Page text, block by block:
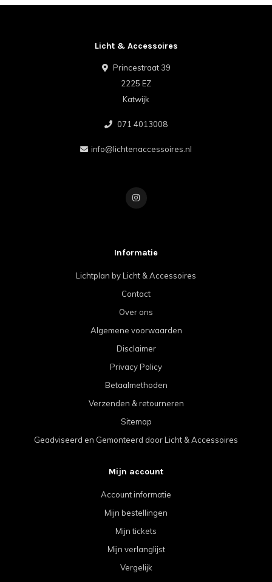
Licht & Accessoires
Princestraat 39
2225 EZ
Katwijk
071 4013008
info@lichtenaccessoires.nl
Informatie
Lichtplan by Licht & Accessoires
Contact
Over ons
Algemene voorwaarden
Disclaimer
Privacy Policy
Betaalmethoden
Verzenden & retourneren
Sitemap
Geadviseerd en Gemonteerd door Licht & Accessoires
Mijn account
Account informatie
Mijn bestellingen
Mijn tickets
Mijn verlanglijst
Vergelijk